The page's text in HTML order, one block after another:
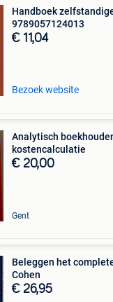
Handboek
9789057124013
€ 11,04
Bezoek website
Analytisch
kostencalculatie
€ 20,00
Gent
Beleggen het
Cohen
€ 26,95